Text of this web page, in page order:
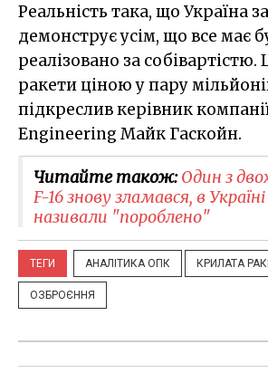
Реальність така, що Україна
демонструє усім, що все має
реалізовано за
ракети ціною у пару
підкреслив керівник
Engineering Майк Гаскойн.
Читайте також:Один з
F-16 знову зламався, в
називали "пороблено"
ТЕГИ АНАЛІТИКА ОПК КРИЛАТА
ОЗБРОЄННЯ